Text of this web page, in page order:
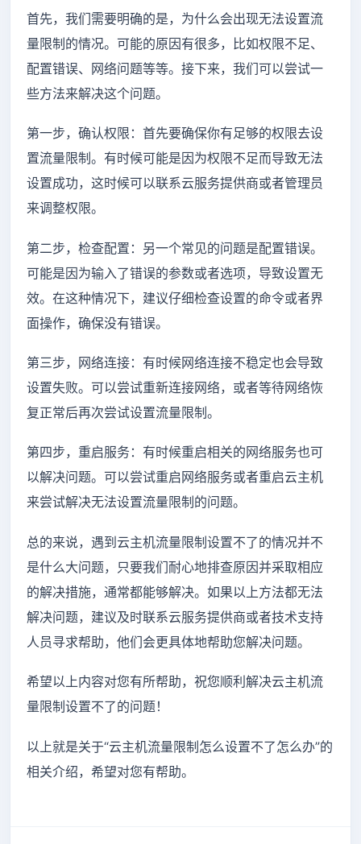
首先，我们需要明确的是，为什么会出现无法设置流
量限制的情况。可能的原因有很多，比如权限不足、
配置错误、网络问题等等。接下来，我们可以尝试一
些方法来解决这个问题。
第一步，确认权限：首先要确保你有足够的权限去设
置流量限制。有时候可能是因为权限不足而导致无法
设置成功，这时候可以联系云服务提供商或者管理员
来调整权限。
第二步，检查配置：另一个常见的问题是配置错误。
可能是因为输入了错误的参数或者选项，导致设置无
效。在这种情况下，建议仔细检查设置的命令或者界
面操作，确保没有错误。
第三步，网络连接：有时候网络连接不稳定也会导致
设置失败。可以尝试重新连接网络，或者等待网络恢
复正常后再次尝试设置流量限制。
第四步，重启服务：有时候重启相关的网络服务也可
以解决问题。可以尝试重启网络服务或者重启云主机
来尝试解决无法设置流量限制的问题。
总的来说，遇到云主机流量限制设置不了的情况并不
是什么大问题，只要我们耐心地排查原因并采取相应
的解决措施，通常都能够解决。如果以上方法都无法
解决问题，建议及时联系云服务提供商或者技术支持
人员寻求帮助，他们会更具体地帮助您解决问题。
希望以上内容对您有所帮助，祝您顺利解决云主机流
量限制设置不了的问题！
以上就是关于“云主机流量限制怎么设置不了怎么办”的
相关介绍，希望对您有帮助。